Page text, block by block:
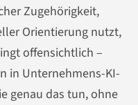
Zugehörigkeit,
Orientierung nutzt,
offensichtlich –
in Unternehmens-KI-
genau das tun, ohne